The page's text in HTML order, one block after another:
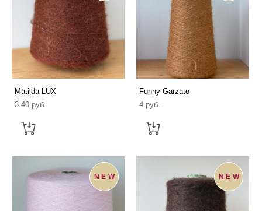
Matilda LUX
3.40 pуб.
Funny Garzato
4 pуб.
NEW NEW